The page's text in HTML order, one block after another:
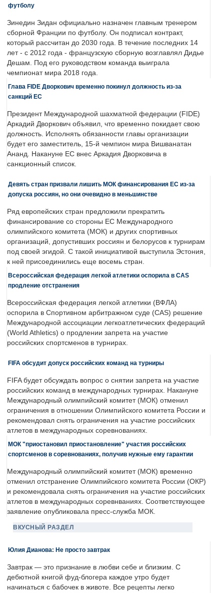
футболу
Зинедин Зидан официально назначен главным тренером
сборной Франции по футболу. Он подписал контракт,
который рассчитан до 2030 года. В течение последних 14
лет - с 2012 года - французскую сборную возглавлял Дидье
Дешам. Под его руководством команда выиграла
чемпионат мира 2018 года.
Глава FIDE Дворкович временно покинул должность из-за
санкций ЕС
Президент Международной шахматной федерации (FIDE)
Аркадий Дворкович объявил, что временно покидает свою
должность. Исполнять обязанности главы организации
будет его заместитель, 15-й чемпион мира Вишванатан
Ананд. Накануне ЕС внес Аркадия Дворковича в
санкционный список.
Девять стран призвали лишить МОК финансирования ЕС из-за
допуска россиян, но они очевидно в меньшинстве
Ряд европейских стран предложили прекратить
финансирование со стороны ЕС Международного
олимпийского комитета (МОК) и других спортивных
организаций, допустивших россиян и белорусов к турнирам
под своей эгидой. С такой инициативой выступила Эстония,
к ней присоединились еще восемь стран.
Всероссийская федерация легкой атлетики оспорила в CAS
продление отстранения
Всероссийская федерация легкой атлетики (ВФЛА)
оспорила в Спортивном арбитражном суде (CAS) решение
Международной ассоциации легкоатлетических федераций
(World Athletics) о продлении запрета на участие
российских спортсменов в турнирах.
FIFA обсудит допуск российских команд на турниры
FIFA будет обсуждать вопрос о снятии запрета на участие
российских команд в международных турнирах. Накануне
Международный олимпийский комитет (МОК) отменил
ограничения в отношении Олимпийского комитета России и
рекомендовал снять ограничения на участие российских
атлетов в международных соревнованиях.
МОК "приостановил приостановление" участия российских
спортсменов в соревнованиях, получив нужные ему гарантии
Международный олимпийский комитет (МОК) временно
отменил отстранение Олимпийского комитета России (ОКР)
и рекомендовала снять ограничения на участие российских
атлетов в международных соревнваниях. Соответствующее
заявление опубликовала пресс-служба МОК.
ВКУСНЫЙ РАЗДЕЛ
Юлия Дианова: Не просто завтрак
Завтрак — это признание в любви себе и близким. С
дебютной книгой фуд-блогера каждое утро будет
начинаться с бабочек в животе. Все рецепты легко